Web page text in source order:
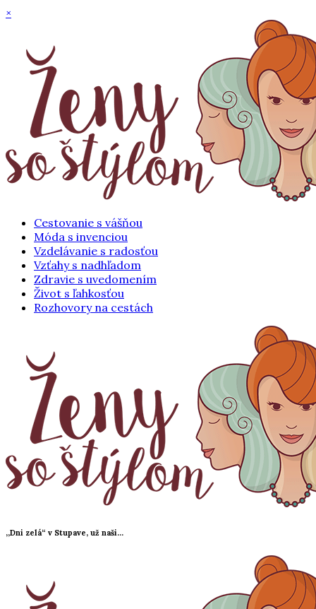
×
Cestovanie s vášňou
Móda s invenciou
Vzdelávanie s radosťou
Vzťahy s nadhľadom
Zdravie s uvedomením
Život s ľahkosťou
Rozhovory na cestách
,,Dni zelá“ v Stupave, už naši...